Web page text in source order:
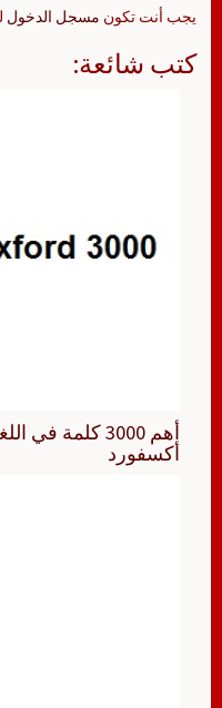
يجب أنت تكون مسجل الدخول
كتب شائعة:
أهم 3000 كلمة
أكسفورد